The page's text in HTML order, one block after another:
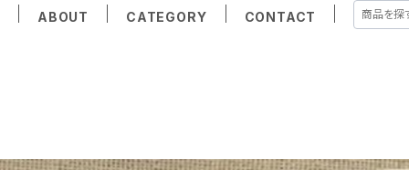
ABOUT CATEGORY CONTACT